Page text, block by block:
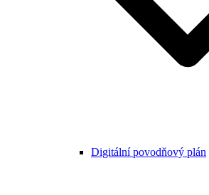
Digitální povodňový plán